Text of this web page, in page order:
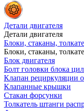
Детали двигателя
Детали двигателя
Блоки, стаканы,
Блоки, стаканы,
Блок двигателя
Болт головки блока
Клапан рециркуляции
Клапанные крышки
Стакан форсунки
Толкатель штанги